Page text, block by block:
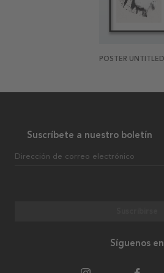
Suscríbete a nuestro boletín
Dirección de correo electrónico
Síguenos en